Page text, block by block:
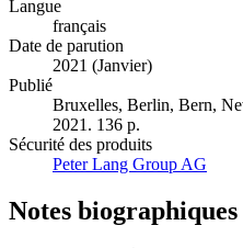
Langue
français
Date de parution
2021 (Janvier)
Publié
Bruxelles, Berlin, Bern,
2021. 136 p.
Sécurité des produits
Peter Lang Group AG
Notes biographiques